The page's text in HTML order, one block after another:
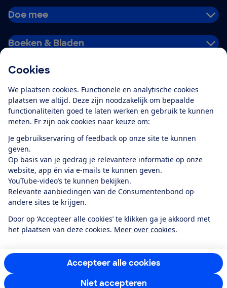
Cookies
We plaatsen cookies. Functionele en analytische cookies
plaatsen we altijd. Deze zijn noodzakelijk om bepaalde
functionaliteiten goed te laten werken en gebruik te kunnen
meten. Er zijn ook cookies naar keuze om:
Je gebruikservaring of feedback op onze site te kunnen
geven.
Op basis van je gedrag je relevantere informatie op onze
website, app én via e-mails te kunnen geven.
YouTube-video’s te kunnen bekijken.
Relevante aanbiedingen van de Consumentenbond op
andere sites te krijgen.
Door op ‘Accepteer alle cookies’ te klikken ga je akkoord met
het plaatsen van deze cookies. Meer over cookies.
Accepteer alle cookies
Niet accepteren
Doe mee
Boeken & Bladen
Alles over de
app
Algemene Voorwaarden
Privacyverklaring
Cookiebeleid
Privacyvoorkeuren
Toegankelijkheid
RSS-feed nieuws
FacebookTwitterInstagram
YoutubeLinkedIn
12.901consumentenbeoordelen de Consumentenbondmet gemiddeld